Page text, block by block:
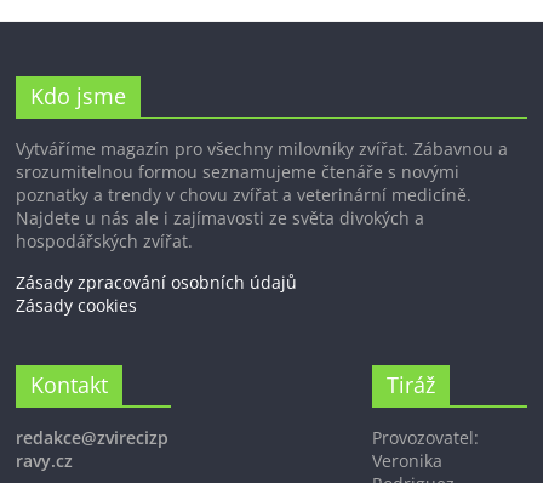
Kdo jsme
Vytváříme magazín pro všechny milovníky zvířat. Zábavnou a
srozumitelnou formou seznamujeme čtenáře s novými
poznatky a trendy v chovu zvířat a veterinární medicíně.
Najdete u nás ale i zajímavosti ze světa divokých a
hospodářských zvířat.
Zásady zpracování osobních údajů
Zásady cookies
Kontakt
redakce@zvirecizp
ravy.cz
Tiráž
Provozovatel:
Veronika